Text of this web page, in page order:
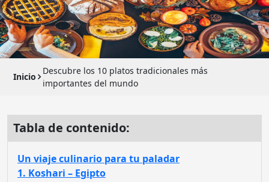
Inicio
Descubre los 10 platos tradicionales más
importantes del mundo
Tabla de contenido:
Un viaje culinario para tu paladar
1. Koshari – Egipto